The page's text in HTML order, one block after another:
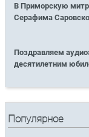
В Приморскую
Серафима
Поздравляем
десятилетним
Популярное